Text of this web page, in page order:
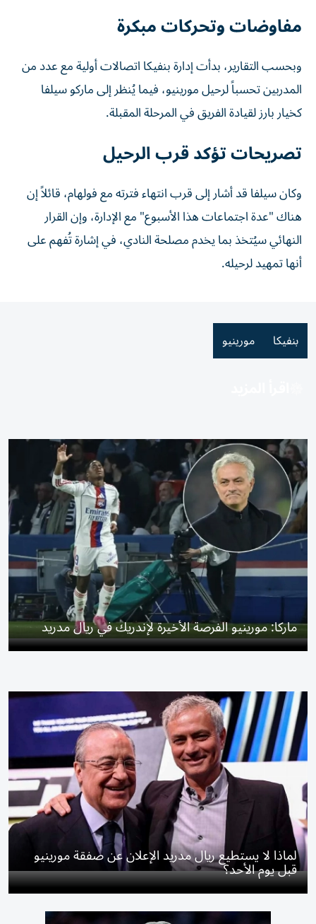
مفاوضات وتحركات مبكرة
وبحسب التقارير، بدأت إدارة بنفيكا اتصالات أولية مع عدد من
المدربين تحسباً لرحيل مورينيو، فيما يُنظر إلى ماركو سيلفا
كخيار بارز لقيادة الفريق في المرحلة المقبلة.
تصريحات تؤكد قرب الرحيل
وكان سيلفا قد أشار إلى قرب انتهاء فترته مع فولهام، قائلاً إن
هناك "عدة اجتماعات هذا الأسبوع" مع الإدارة، وإن القرار
النهائي سيُتخذ بما يخدم مصلحة النادي، في إشارة تُفهم على
أنها تمهيد لرحيله.
بنفيكا مورينيو
ماركا: مورينيو الفرصة الأخيرة لإندريك في ريال مدريد
لماذا لا يستطيع ريال مدريد الإعلان عن صفقة مورينيو
قبل يوم الأحد؟